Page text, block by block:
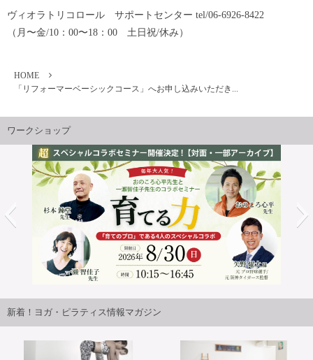
ヴィオラトリコロール サポートセンター tel/06-6926-8422
（月〜金/10：00〜18：00 土日祝/休み）
HOME
「リフォーマーベーシックコース」へお申し込みいただき...
ワークショップ
生&矢野燿大様による超スペシャルコラボセミ
新着！ヨガ・ピラティス情報マガジン